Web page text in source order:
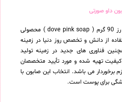
داو صورتی
صابون داو مدل pink با رایحه گل رز 90 گرم ( dove pink soap ) محصولی
از دانش و تخصص روز دنیا در زمینه
فناوری های جدید در زمینه تولید
تهیه شده و مورد تأیید متخصصان
برخوردار می باشد. انتخاب این صابون با
برای پوست است.